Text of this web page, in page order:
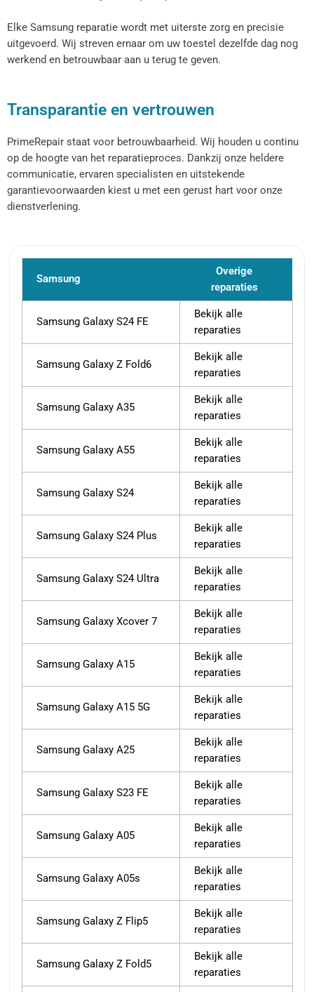
Elke Samsung reparatie wordt met uiterste zorg en precisie
uitgevoerd. Wij streven ernaar om uw toestel dezelfde dag nog
werkend en betrouwbaar aan u terug te geven.
Transparantie en vertrouwen
PrimeRepair staat voor betrouwbaarheid. Wij houden u continu
op de hoogte van het reparatieproces. Dankzij onze heldere
communicatie, ervaren specialisten en uitstekende
garantievoorwaarden kiest u met een gerust hart voor onze
dienstverlening.
Samsung
Overige
reparaties
Samsung Galaxy S24 FE
Bekijk alle
reparaties
Samsung Galaxy Z Fold6
Bekijk alle
reparaties
Samsung Galaxy A35
Bekijk alle
reparaties
Samsung Galaxy A55
Bekijk alle
reparaties
Samsung Galaxy S24
Bekijk alle
reparaties
Samsung Galaxy S24 Plus
Bekijk alle
reparaties
Samsung Galaxy S24 Ultra
Bekijk alle
reparaties
Samsung Galaxy Xcover 7
Bekijk alle
reparaties
Samsung Galaxy A15
Bekijk alle
reparaties
Samsung Galaxy A15 5G
Bekijk alle
reparaties
Samsung Galaxy A25
Bekijk alle
reparaties
Samsung Galaxy S23 FE
Bekijk alle
reparaties
Samsung Galaxy A05
Bekijk alle
reparaties
Samsung Galaxy A05s
Bekijk alle
reparaties
Samsung Galaxy Z Flip5
Bekijk alle
reparaties
Samsung Galaxy Z Fold5
Bekijk alle
reparaties